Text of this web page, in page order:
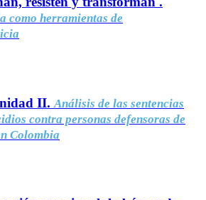
como herramientas de
II. Análisis de las sentencias
contra personas defensoras de
Colombia